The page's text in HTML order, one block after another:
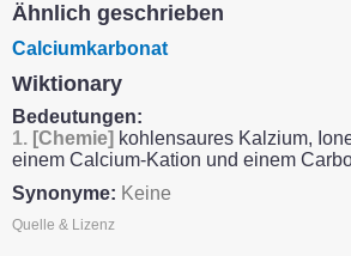
Ähnlich geschrieben
Calciumkarbonat
Wiktionary
Bedeutungen:
1. [Chemie] kohlensaures Kalzium,
einem Calcium-Kation und einem
Synonyme: Keine
Quelle & Lizenz